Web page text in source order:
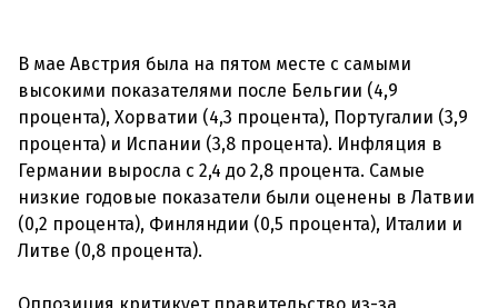
В мае Австрия была на пятом месте с самыми
высокими показателями после Бельгии (4,9
процента), Хорватии (4,3 процента), Португалии (3,9
процента) и Испании (3,8 процента). Инфляция в
Германии выросла с 2,4 до 2,8 процента. Самые
низкие годовые показатели были оценены в Латвии
(0,2 процента), Финляндии (0,5 процента), Италии и
Литве (0,8 процента).